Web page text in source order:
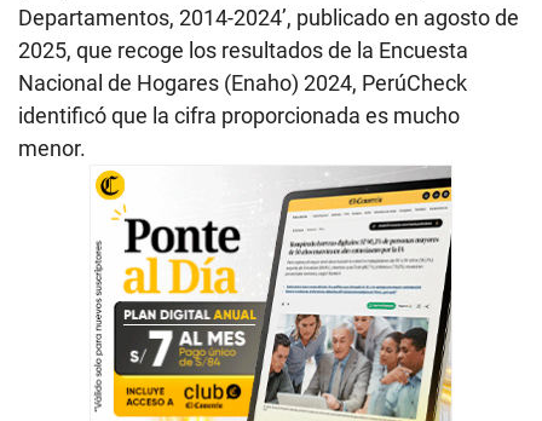
Departamentos, 2014-2024’, publicado en agosto de
2025, que recoge los resultados de la Encuesta
Nacional de Hogares (Enaho) 2024, PerúCheck
identificó que la cifra proporcionada es mucho
menor.